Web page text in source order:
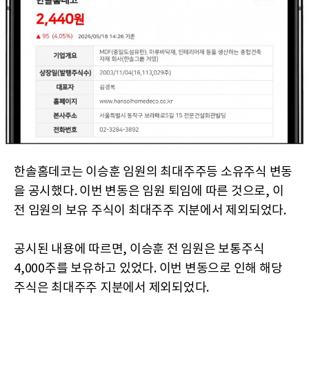
한솔홈데코는 이승훈 임원의 최대주주등 소유주식 변동
을 공시했다. 이번 변동은 임원 퇴임에 따른 것으로, 이
전 임원의 보유 주식이 최대주주 지분에서 제외되었다.
공시된 내용에 따르면, 이승훈 전 임원은 보통주식
4,000주를 보유하고 있었다. 이번 변동으로 인해 해당
주식은 최대주주 지분에서 제외되었다.